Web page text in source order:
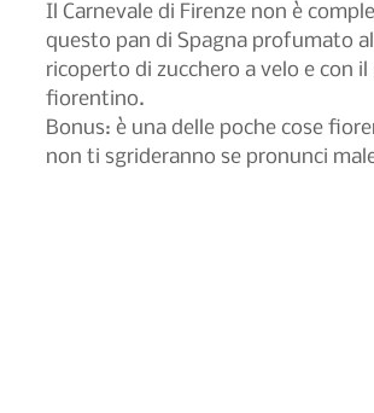
Il Carnevale di Firenze non è
questo pan di Spagna profumato
ricoperto di zucchero a velo e con il
fiorentino.
Bonus: è una delle poche cose
non ti sgrideranno se pronunci